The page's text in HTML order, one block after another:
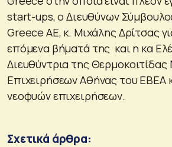
start-ups, o Διευθύνων
Greece ΑΕ, κ. Μιχάλης Δρίτσας
επόμενα βήματά της και η κα
Διευθύντρια της
Επιχειρήσεων Αθήνας του ΕΒΕΑ
νεοφυών επιχειρήσεων.
Σχετικά άρθρα: